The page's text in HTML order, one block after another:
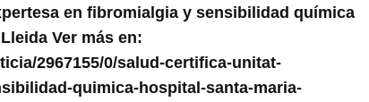
en fibromialgia y sensibilidad química
Ver más en:
2967155/0/salud-certifica-unitat-
quimica-hospital-santa-maria-